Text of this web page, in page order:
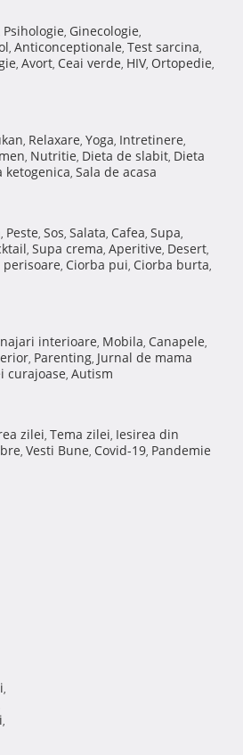
Psihologie, Ginecologie,
, Anticonceptionale, Test sarcina,
, Avort, Ceai verde, HIV, Ortopedie,
, Relaxare, Yoga, Intretinere,
, Nutritie, Dieta de slabit, Dieta
ketogenica, Sala de acasa
, Peste, Sos, Salata, Cafea, Supa,
, Supa crema, Aperitive, Desert,
perisoare, Ciorba pui, Ciorba burta,
interioare, Mobila, Canapele,
, Parenting, Jurnal de mama
curajoase, Autism
zilei, Tema zilei, Iesirea din
, Vesti Bune, Covid-19, Pandemie
,
,